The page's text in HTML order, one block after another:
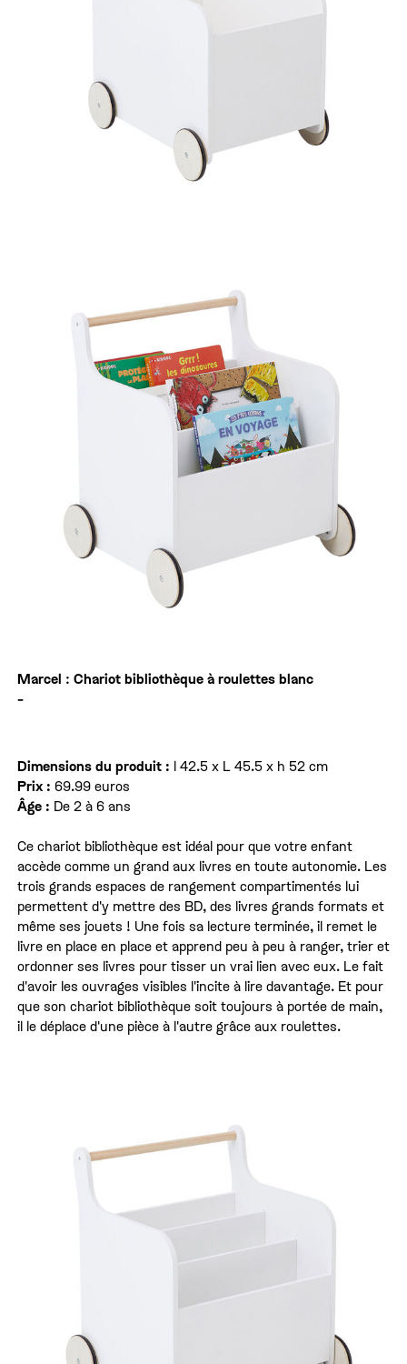
Marcel : Chariot bibliothèque à roulettes blanc
-
Dimensions du produit : l 42.5 x L 45.5 x h 52 cm
Prix : 69.99 euros
Âge : De 2 à 6 ans
Ce chariot bibliothèque est idéal pour que votre enfant
accède comme un grand aux livres en toute autonomie. Les
trois grands espaces de rangement compartimentés lui
permettent d'y mettre des BD, des livres grands formats et
même ses jouets ! Une fois sa lecture terminée, il remet le
livre en place en place et apprend peu à peu à ranger, trier et
ordonner ses livres pour tisser un vrai lien avec eux. Le fait
d'avoir les ouvrages visibles l'incite à lire davantage. Et pour
que son chariot bibliothèque soit toujours à portée de main,
il le déplace d'une pièce à l'autre grâce aux roulettes.